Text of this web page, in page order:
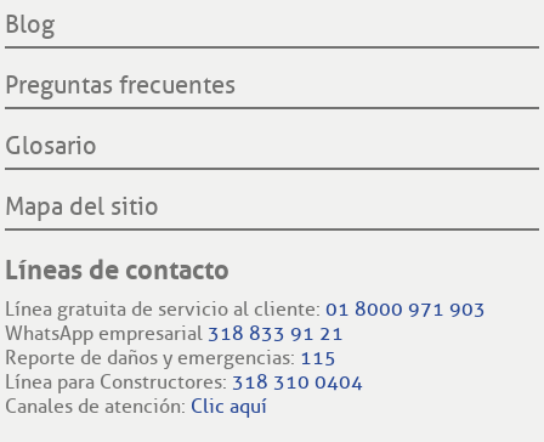
Filiales internacionales
Blog
Preguntas frecuentes
Glosario
Mapa del sitio
Líneas de contacto
Línea gratuita de servicio al cliente:01 8000 971 903
WhatsApp empresarial 318 833 91 21
Reporte de daños y emergencias: 115
Línea para Constructores: 318 310 0404
Canales de atención: Clic aquí